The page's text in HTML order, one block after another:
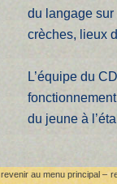
du langage
crèches, lieux
L’équipe du
du jeune à
revenir au menu principal –